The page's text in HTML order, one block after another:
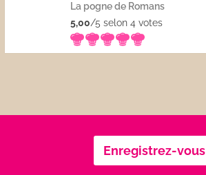
La pogne de Romans
5,00/5 selon 4votes
Enregistrez-vous